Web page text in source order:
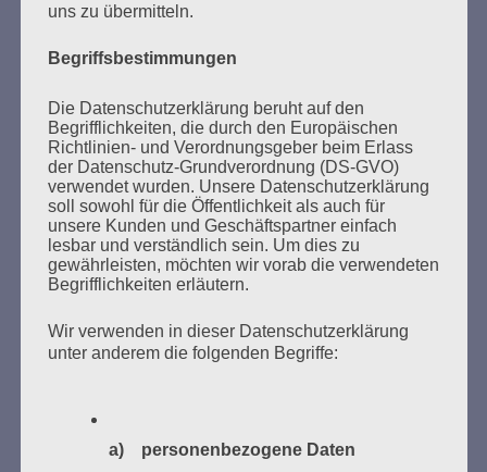
SUCHEN
NACH:
MARATHONLESUNG AUS DEN
VERBRANNTEN BÜCHERN
uns zu übermitteln.
Begriffsbestimmungen
Die Datenschutzerklärung beruht auf den
Begrifflichkeiten, die durch den Europäischen
Richtlinien- und Verordnungsgeber beim Erlass
der Datenschutz-Grundverordnung (DS-GVO)
verwendet wurden. Unsere Datenschutzerklärung
soll sowohl für die Öffentlichkeit als auch für
unsere Kunden und Geschäftspartner einfach
lesbar und verständlich sein. Um dies zu
gewährleisten, möchten wir vorab die verwendeten
Begrifflichkeiten erläutern.
Wir verwenden in dieser Datenschutzerklärung
unter anderem die folgenden Begriffe:
a) personenbezogene Daten